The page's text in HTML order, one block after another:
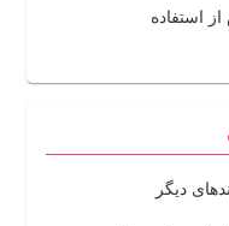
استفاده
دیگر